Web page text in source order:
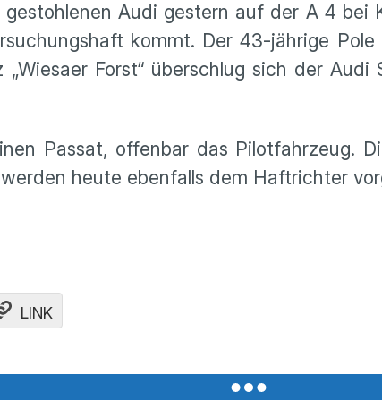
Audi gestern auf der A 4
kommt. Der 43-jährige
Forst“ überschlug sich der
Passat, offenbar das Pilotfahrzeug.
heute ebenfalls dem Haftrichter
LINK